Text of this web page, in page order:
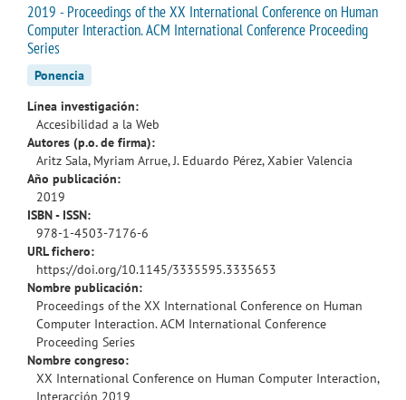
2019 - Proceedings of the XX International Conference on Human
Computer Interaction. ACM International Conference Proceeding
Series
Ponencia
Línea investigación:
Accesibilidad a la Web
Autores (p.o. de firma):
Aritz Sala, Myriam Arrue, J. Eduardo Pérez, Xabier Valencia
Año publicación:
2019
ISBN - ISSN:
978-1-4503-7176-6
URL fichero:
https://doi.org/10.1145/3335595.3335653
Nombre publicación:
Proceedings of the XX International Conference on Human
Computer Interaction. ACM International Conference
Proceeding Series
Nombre congreso:
XX International Conference on Human Computer Interaction,
Interacción 2019